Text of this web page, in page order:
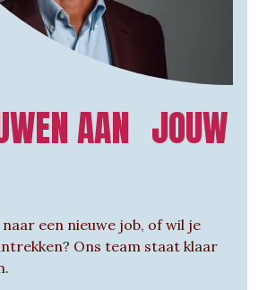
AAN JOUW
een nieuwe job, of wil je
Ons team staat klaar